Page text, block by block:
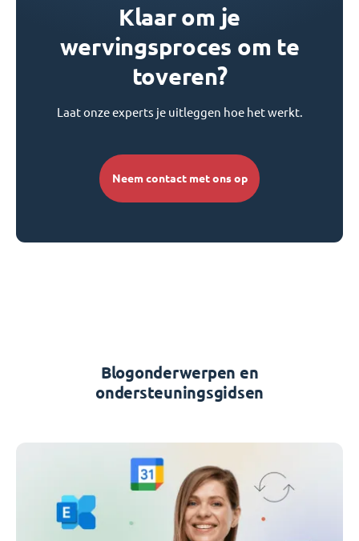
Klaar om je
wervingsproces om te
toveren?
Laat onze experts je uitleggen hoe het werkt.
Neem contact met ons op
Blogonderwerpen en
ondersteuningsgidsen